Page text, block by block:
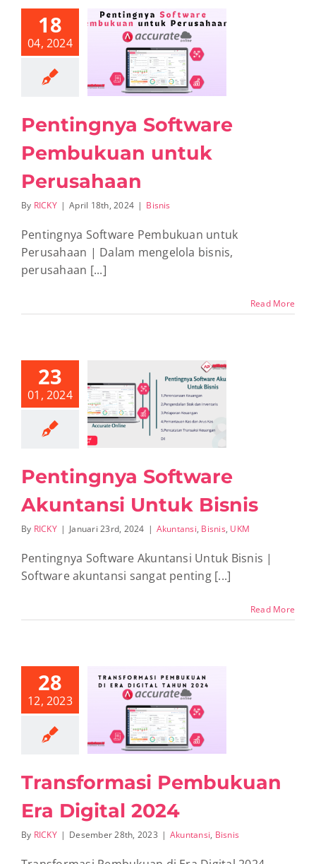
18
04, 2024
untuk
Pentingnya Software
Pembukuan untuk
Perusahaan
By RICKY | April 18th, 2024 | Bisnis
Pentingnya Software Pembukuan untuk
Perusahaan | Dalam mengelola bisnis,
perusahaan [...]
Read More
23
01, 2024
Untuk
Pentingnya Software
Akuntansi Untuk Bisnis
By RICKY | Januari 23rd, 2024 | Akuntansi, Bisnis, UKM
Pentingnya Software Akuntansi Untuk Bisnis |
Software akuntansi sangat penting [...]
Read More
28
12, 2023
2024
Bisnis
Transformasi Pembukuan
Era Digital 2024
By RICKY | Desember 28th, 2023 | Akuntansi, Bisnis